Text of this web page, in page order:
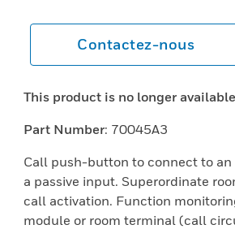
Contactez-nous
This product is no longer available
Part Number: 70045A3
Call push-button to connect to
a passive input. Superordinate
call activation. Function
module or room terminal (call